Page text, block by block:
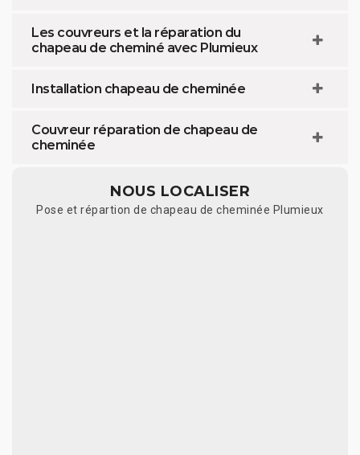
Les couvreurs et la réparation du
chapeau de cheminé avec Plumieux
Installation chapeau de cheminée
Couvreur réparation de chapeau de
cheminée
NOUS LOCALISER
Pose et répartion de chapeau de cheminée Plumieux